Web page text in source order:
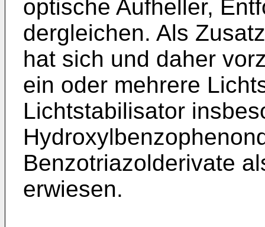
optische Aufheller,
dergleichen. Als
hat sich und daher
ein oder mehrere
Lichtstabilisator
Benzotriazolderivate
erwiesen.